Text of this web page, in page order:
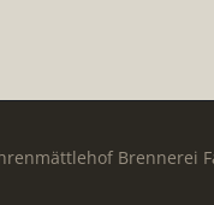
Brennerei